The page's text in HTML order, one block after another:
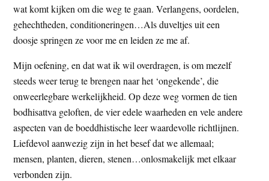
wat komt kijken om die weg te gaan. Verlangens, oordelen,
gehechtheden, conditioneringen…Als duveltjes uit een
doosje springen ze voor me en leiden ze me af.
Mijn oefening, en dat wat ik wil overdragen, is om mezelf
steeds weer terug te brengen naar het ‘ongekende’, die
onweerlegbare werkelijkheid. Op deze weg vormen de tien
bodhisattva geloften, de vier edele waarheden en vele andere
aspecten van de boeddhistische leer waardevolle richtlijnen.
Liefdevol aanwezig zijn in het besef dat we allemaal;
mensen, planten, dieren, stenen…onlosmakelijk met elkaar
verbonden zijn.